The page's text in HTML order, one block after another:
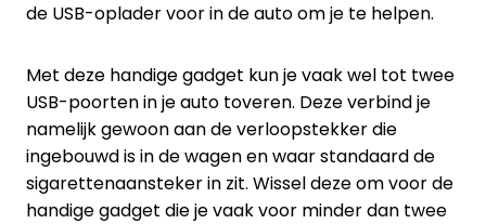
de USB-oplader voor in de auto om je te helpen.
Met deze handige gadget kun je vaak wel tot twee
USB-poorten in je auto toveren. Deze verbind je
namelijk gewoon aan de verloopstekker die
ingebouwd is in de wagen en waar standaard de
sigarettenaansteker in zit. Wissel deze om voor de
handige gadget die je vaak voor minder dan twee